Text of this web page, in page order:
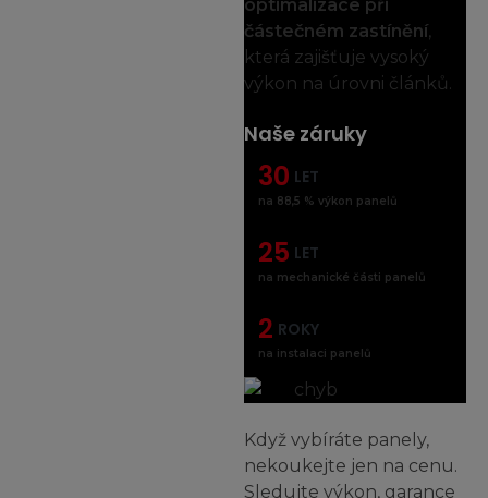
optimalizace při
částečném zastínění,
která zajišťuje vysoký
výkon na úrovni článků.
Naše záruky
30 LET
na 88,5 % výkon panelů
25 LET
na mechanické části panelů
2 ROKY
na instalaci panelů
Když vybíráte panely,
nekoukejte jen na cenu.
Sledujte výkon, garance